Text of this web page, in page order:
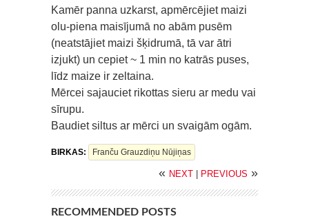
Kamēr panna uzkarst, apmērcējiet maizi
olu-piena maisījumā no abām pusēm
(neatstājiet maizi šķidrumā, tā var ātri
izjukt) un cepiet ~ 1 min no katrās puses,
līdz maize ir zeltaina.
Mērcei sajauciet rikottas sieru ar medu vai
sīrupu.
Baudiet siltus ar mērci un svaigām ogām.
BIRKAS: Franču Grauzdiņu Nūjiņas
« NEXT | PREVIOUS »
RECOMMENDED POSTS